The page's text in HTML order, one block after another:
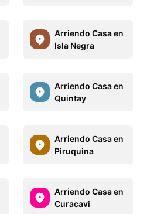
Arriendo Casa en
Isla Negra
Arriendo Casa en
Quintay
Arriendo Casa en
Piruquina
Arriendo Casa en
Curacavi